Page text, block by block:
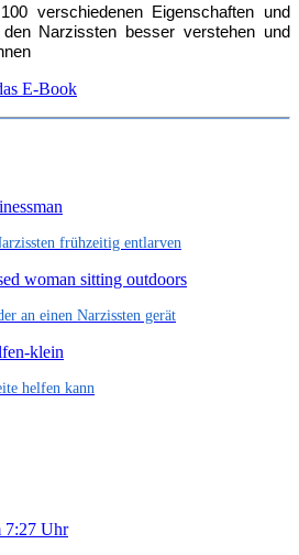
verschiedenen Eigenschaften und
Narzissten besser verstehen und
E-Book
frühzeitig entlarven
an einen Narzissten gerät
helfen kann
7:27 Uhr